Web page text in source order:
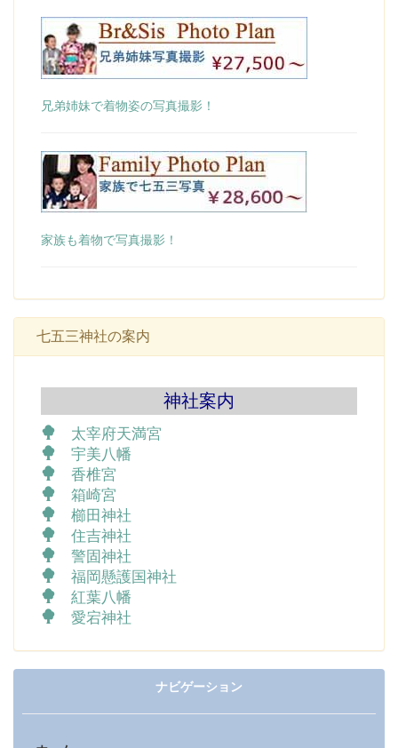
兄弟姉妹で着物姿の写真撮影！
家族も着物で写真撮影！
七五三神社の案内
神社案内
太宰府天満宮
宇美八幡
香椎宮
箱崎宮
櫛田神社
住吉神社
警固神社
福岡懸護国神社
紅葉八幡
愛宕神社
ナビゲーション